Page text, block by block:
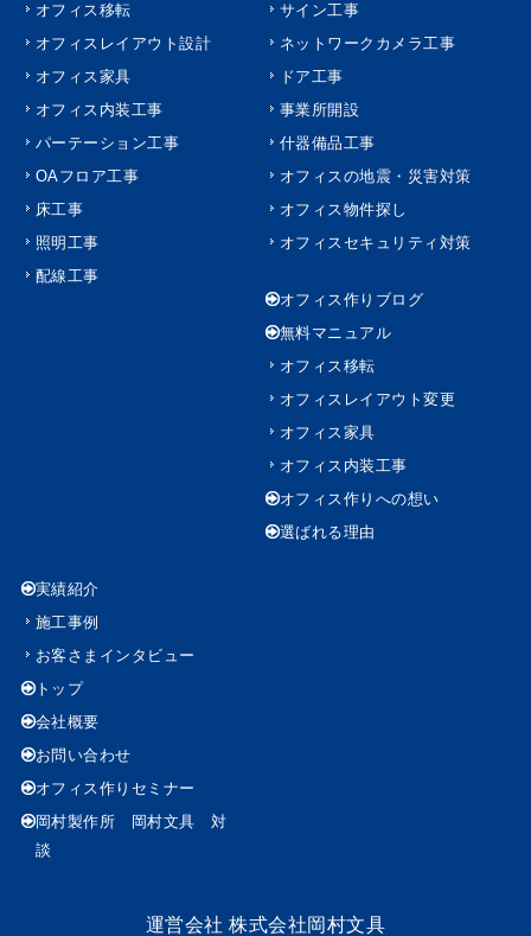
オフィス移転
オフィスレイアウト設計
オフィス家具
オフィス内装工事
パーテーション工事
OAフロア工事
床工事
照明工事
配線工事
サイン工事
ネットワークカメラ工事
ドア工事
事業所開設
什器備品工事
オフィスの地震・災害対策
オフィス物件探し
オフィスセキュリティ対策
オフィス作りブログ
無料マニュアル
オフィス移転
オフィスレイアウト変更
オフィス家具
オフィス内装工事
オフィス作りへの想い
選ばれる理由
実績紹介
施工事例
お客さまインタビュー
トップ
会社概要
お問い合わせ
オフィス作りセミナー
岡村製作所 岡村文具 対
談
運営会社株式会社岡村文具